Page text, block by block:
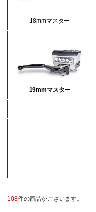
18mmマスター
19mmマスター
108件の商品がございます。